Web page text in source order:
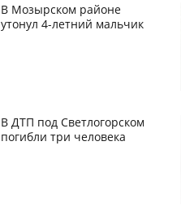
В Мозырском районе
утонул 4-летний мальчик
В ДТП под Светлогорском
погибли три человека